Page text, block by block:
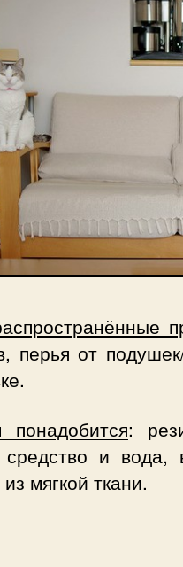
перья от
:
и вода,
мягкой ткани.